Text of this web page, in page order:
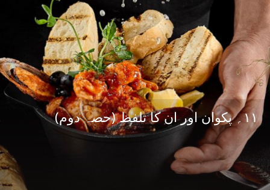
۱۱؍ پکوان اور ان کا تلفظ (حصہ دوم)